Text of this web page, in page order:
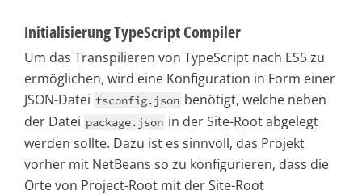
Initialisierung TypeScript Compiler
Um das Transpilieren von TypeScript nach ES5 zu
ermöglichen, wird eine Konfiguration in Form einer
JSON-Datei tsconfig.json benötigt, welche neben
der Datei package.json in der Site-Root abgelegt
werden sollte. Dazu ist es sinnvoll, das Projekt
vorher mit NetBeans so zu konfigurieren, dass die
Orte von Project-Root mit der Site-Root